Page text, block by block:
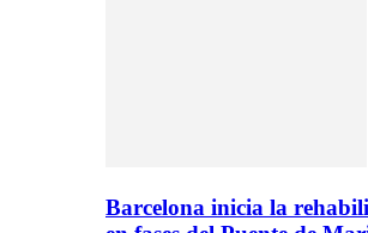
Barcelona inicia la